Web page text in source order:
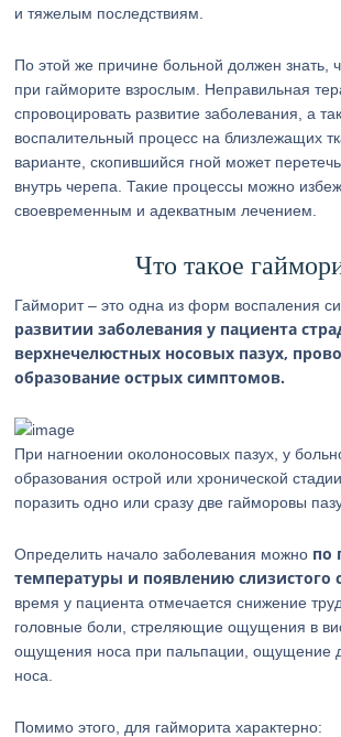
и тяжелым последствиям.
По этой же причине больной должен знать,
при гайморите взрослым. Неправильная
спровоцировать развитие заболевания, а
воспалительный процесс на близлежащих
варианте, скопившийся гной может перетечь
внутрь черепа. Такие процессы можно
своевременным и адекватным лечением.
Что такое
Гайморит – это одна из форм воспаления
развитии заболевания у пациента
верхнечелюстных носовых пазух,
образование острых симптомов.
При нагноении околоносовых пазух, у
образования острой или хронической
поразить одно или сразу две гайморовы
Определить начало заболевания можно по
температуры и появлению слизистого
время у пациента отмечается снижение
головные боли, стреляющие ощущения в
ощущения носа при пальпации, ощущение
носа.
Помимо этого, для гайморита характерно: